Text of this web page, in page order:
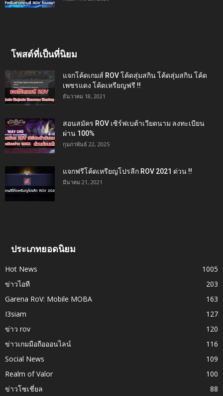
โพสต์ที่เป็นที่นิยม
แจกโค้ดเกมส์ ROV โค้ดสุ่มสกิน โค้ดสุ่มสกิน โค้ด
เพชรแดง โค้ดเหรียญฟรี !!
ธันวาคม 18, 2021
สอนสมัคร ROV เซิร์ฟเบต้าเวียดนาม ลงทะเบียน
ผ่าน 100%
กุมภาพันธ์ 22, 2025
แจกฟรีโค้ดเหรียญโปรลีก ROV 2021 ด่วน !!
มีนาคม 21, 2021
ประเภทยอดนิยม
Hot News
1005
ข่าวไอที
203
Garena RoV: Mobile MOBA
163
I3siam
127
ข่าว rov
120
ข่าวเกมมือถือออนไลน์
116
Social News
109
Realm of Valor
100
ข่าวโซเชี่ยล
88